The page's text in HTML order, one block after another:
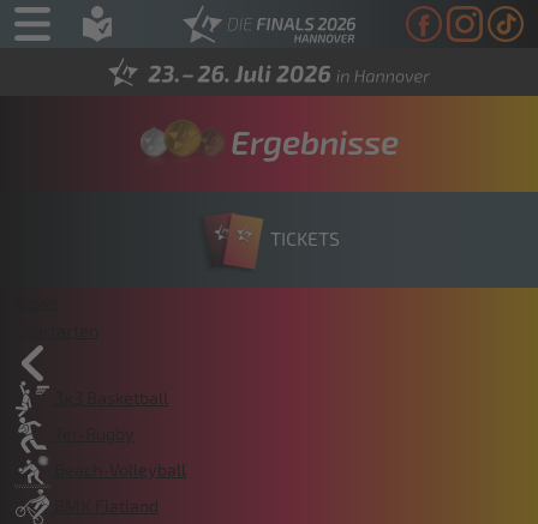
Ergebnisse
TICKETS
3x3 Basketball
7er-Rugby
Beach-Volleyball
BMX Flatland